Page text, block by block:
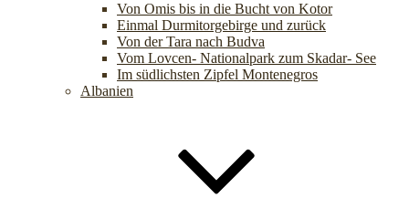
Von Omis bis in die Bucht von Kotor
Einmal Durmitorgebirge und zurück
Von der Tara nach Budva
Vom Lovcen- Nationalpark zum Skadar- See
Im südlichsten Zipfel Montenegros
Albanien